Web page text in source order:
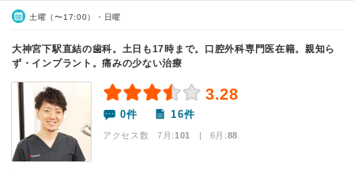
土曜（〜17:00）・日曜
大神宮下駅直結の歯科。土日も17時まで。口腔外科専門医在籍。親知ら
ず・インプラント。痛みの少ない治療
3.28
0件 16件
アクセス数 7月:101 | 6月:88